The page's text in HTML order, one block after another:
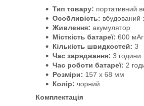
Тип товару: портативний
Особливість: вбудований
Живлення: акумулятор
Місткість батареї: 600 мАг
Кількість швидкостей: 3
Час заряджання: 3 години
Час роботи батареї: 2
Розміри: 157 х 68 мм
Колір: чорний
Комплектація